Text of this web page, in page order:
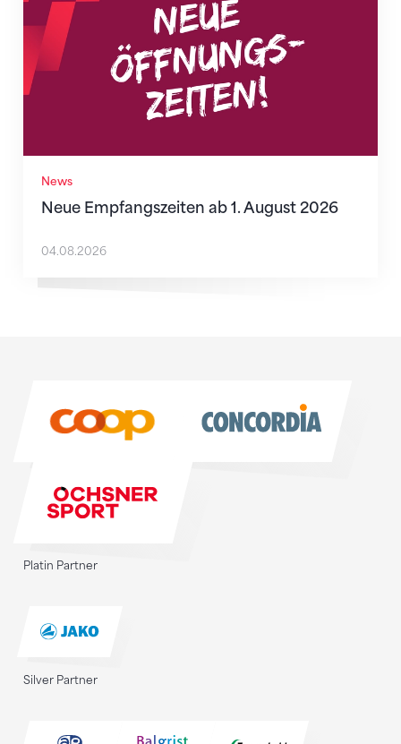
News
Neue Empfangszeiten ab 1. August 2026
04.08.2026
Platin Partner
Silver Partner